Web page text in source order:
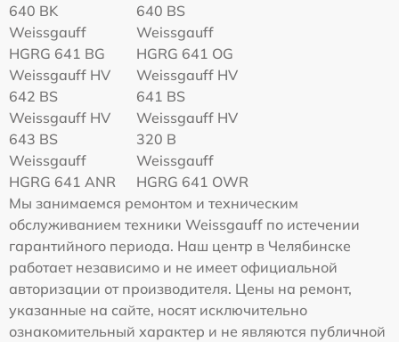
640 BK
640 BS
Weissgauff
HGRG 641 BG
Weissgauff
HGRG 641 OG
Weissgauff HV
642 BS
Weissgauff HV
641 BS
Weissgauff HV
643 BS
Weissgauff HV
320 B
Weissgauff
HGRG 641 ANR
Weissgauff
HGRG 641 OWR
Мы занимаемся ремонтом и техническим
обслуживанием техники Weissgauff по истечении
гарантийного периода. Наш центр в Челябинске
работает независимо и не имеет официальной
авторизации от производителя. Цены на ремонт,
указанные на сайте, носят исключительно
ознакомительный характер и не являются публичной